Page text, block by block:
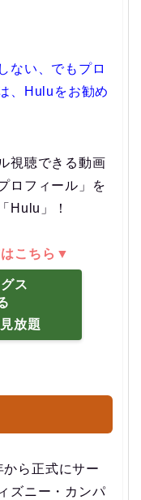
ない、でもプロ
、Huluをお勧め
視聴できる動画
ロフィール」を
Hulu」！
こちら▼
ス
放題
から正式にサー
ズニー・カンパ